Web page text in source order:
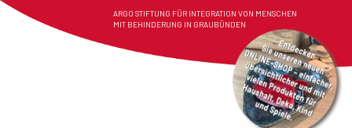
ARGO STIFTUNG FÜR INTEGRATION VON MENSCHEN
MIT BEHINDERUNG IN GRAUBÜNDEN